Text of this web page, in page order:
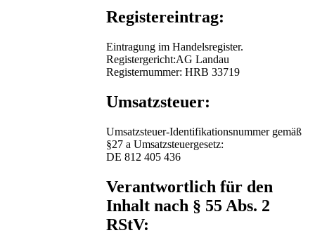
Registereintrag:
Eintragung im Handelsregister.
Registergericht:AG Landau
Registernummer: HRB 33719
Umsatzsteuer:
Umsatzsteuer-Identifikationsnummer gemäß
§27 a Umsatzsteuergesetz:
DE 812 405 436
Verantwortlich für den
Inhalt nach § 55 Abs. 2
RStV: